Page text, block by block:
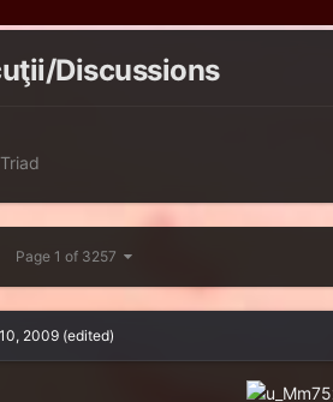
Discussions
Page 1 of 3257
2009 (edited)